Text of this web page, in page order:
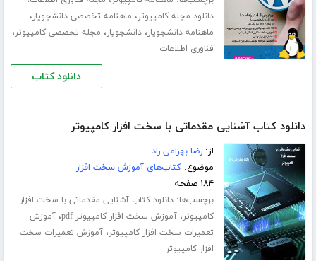
دانلود مجله کامپیوتر، ماهنامه تخصصی دانشجویار،
ماهنامه دانشجویار،دانشجویار، مجله تخصصی کامپیوتر،
فناوری اطلاعات
دانلود کتاب
دانلود کتاب آشنایی مقدماتی با سخت افزار کامپیوتر
از:رضا بهرامی راد
موضوع:کتاب‌های آموزش سخت افزار
۱۸۴ صفحه
برچسب‌ها:دانلود کتاب آشنایی مقدماتی با سخت افزار
کامپیوتر،آموزش سخت افزار کامپیوتر pdf ،آموزش
تعمیرات سخت افزار کامپیوتر،آموزش تعمیرات سخت
افزار کامپیوتر